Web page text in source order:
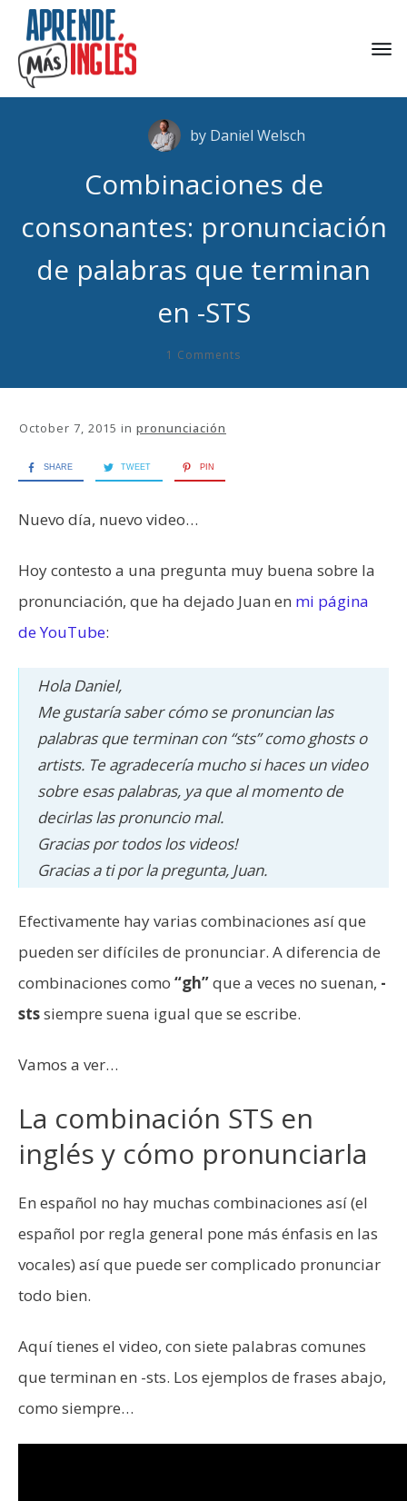
by Daniel Welsch
Combinaciones de
consonantes: pronunciación
de palabras que terminan
en -STS
1 Comments
October 7, 2015 in pronunciación
SHARE TWEET PIN
Nuevo día, nuevo video…
Hoy contesto a una pregunta muy buena sobre la
pronunciación, que ha dejado Juan en mi página
de YouTube:
Hola Daniel,
Me gustaría saber cómo se pronuncian las
palabras que terminan con “sts” como ghosts o
artists. Te agradecería mucho si haces un video
sobre esas palabras, ya que al momento de
decirlas las pronuncio mal.
Gracias por todos los videos!
Gracias a ti por la pregunta, Juan.
Efectivamente hay varias combinaciones así que
pueden ser difíciles de pronunciar. A diferencia de
combinaciones como “gh”que a veces no suenan, -
stssiempre suena igual que se escribe.
Vamos a ver…
La combinación STS en
inglés y cómo pronunciarla
En español no hay muchas combinaciones así (el
español por regla general pone más énfasis en las
vocales) así que puede ser complicado pronunciar
todo bien.
Aquí tienes el video, con siete palabras comunes
que terminan en -sts. Los ejemplos de frases abajo,
como siempre…